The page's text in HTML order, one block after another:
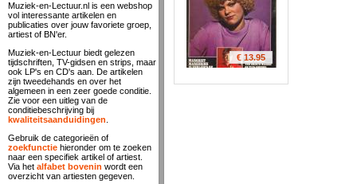
€ 13.95
Muziek-en-Lectuur.nl is een webshop
vol interessante artikelen en
publicaties over jouw favoriete groep,
artiest of BN'er.
Muziek-en-Lectuur biedt gelezen
tijdschriften, TV-gidsen en strips, maar
ook LP's en CD's aan. De artikelen
zijn tweedehands en over het
algemeen in een zeer goede conditie.
Zie voor een uitleg van de
conditiebeschrijving bij
kwaliteitsaanduidingen
Gebruik de categorieën of
zoekfunctie hieronder om te zoeken
naar een specifiek artikel of artiest.
Via het alfabet bovenin wordt een
overzicht van artiesten gegeven.